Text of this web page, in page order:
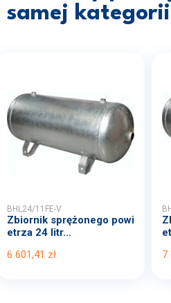
samej kategorii
BHL24/11FE-V
Zbiornik sprężonego powi
etrza 24 litr...
6 601,41 zł
7